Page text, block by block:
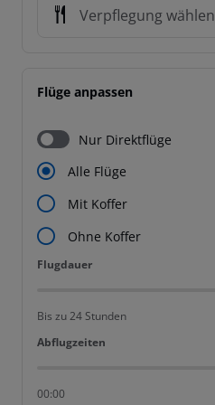
Verpflegung wählen
Flüge anpassen
Nur Direktflüge
Alle Flüge
Mit Koffer
Ohne Koffer
Flugdauer
Flugdauer
Bis zu 24 Stunden
Abflugzeiten
Abflugzeiten
00:00